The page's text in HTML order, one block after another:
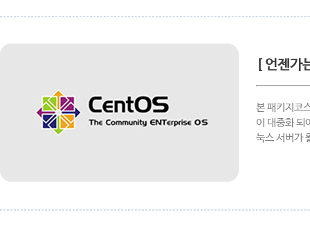
[ 언젠
본 패키지코
이 대중화 되
눅스 서버가